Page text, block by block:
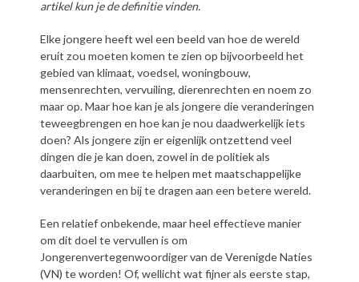
artikel kun je de definitie vinden.
Elke jongere heeft wel een beeld van hoe de wereld
eruit zou moeten komen te zien op bijvoorbeeld het
gebied van klimaat, voedsel, woningbouw,
mensenrechten, vervuiling, dierenrechten en noem zo
maar op. Maar hoe kan je als jongere die veranderingen
teweegbrengen en hoe kan je nou daadwerkelijk iets
doen? Als jongere zijn er eigenlijk ontzettend veel
dingen die je kan doen, zowel in de politiek als
daarbuiten, om mee te helpen met maatschappelijke
veranderingen en bij te dragen aan een betere wereld.
Een relatief onbekende, maar heel effectieve manier
om dit doel te vervullen is om
Jongerenvertegenwoordiger van de Verenigde Naties
(VN) te worden! Of, wellicht wat fijner als eerste stap,